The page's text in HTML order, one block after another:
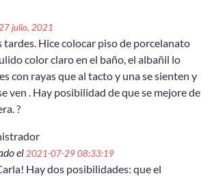
27 julio, 2021
tardes. Hice colocar piso de porcelanato
color claro en el baño, el albañil lo
con rayas que al tacto y una se sienten y
ven . Hay posibilidad de que se mejore de
?
el 2021-07-29 08:33:19
Hay dos posibilidades: que el